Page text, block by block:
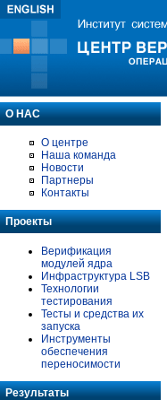
О НАС
О центре
Наша команда
Новости
Партнеры
Контакты
Проекты
Верификация
модулей ядра
Инфраструктура LSB
Технологии
тестирования
Тесты и средства их
запуска
Инструменты
обеспечения
переносимости
Результаты